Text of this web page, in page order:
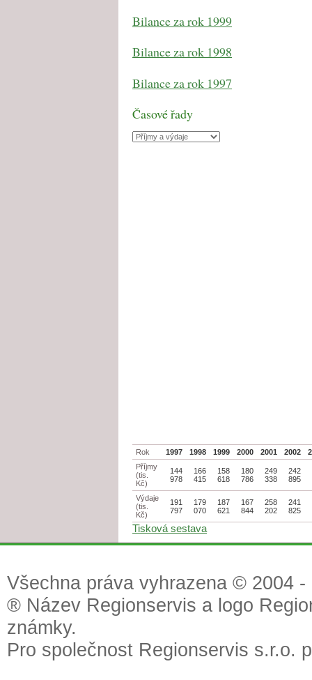
Bilance za rok 1999
Bilance za rok 1998
Bilance za rok 1997
Časové řady
Rok 1997 1998 1999 2000 2001 2002
Příjmy
(tis.
Kč)
144
978
166
415
158
618
180
786
249
338
242
895
Výdaje
(tis.
Kč)
191
797
179
070
187
621
167
844
258
202
241
825
Tisková sestava
Všechna práva vyhrazena © 2004
® Název Regionservis a logo
známky.
Pro společnost Regionservis s.r.o.